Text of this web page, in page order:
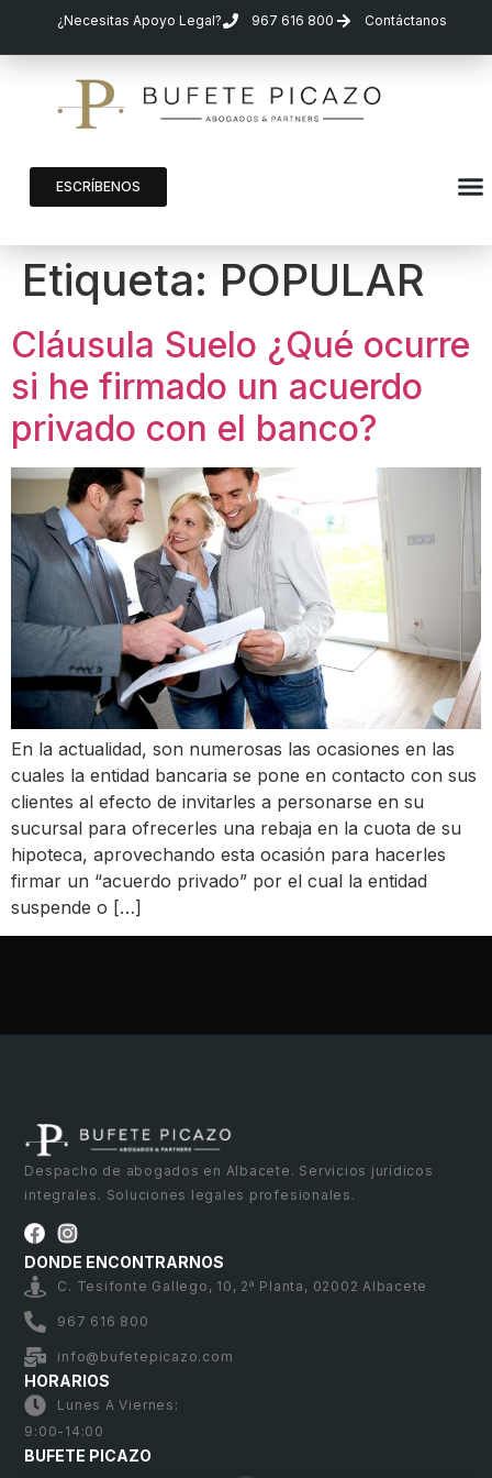
¿Necesitas Apoyo Legal? 967 616 800 Contáctanos
ESCRÍBENOS
Etiqueta: POPULAR
Cláusula Suelo ¿Qué ocurre
si he firmado un acuerdo
privado con el banco?
En la actualidad, son numerosas las ocasiones en las
cuales la entidad bancaria se pone en contacto con sus
clientes al efecto de invitarles a personarse en su
sucursal para ofrecerles una rebaja en la cuota de su
hipoteca, aprovechando esta ocasión para hacerles
firmar un “acuerdo privado” por el cual la entidad
suspende o […]
Despacho de abogados en Albacete. Servicios jurídicos
integrales. Soluciones legales profesionales.
DONDE ENCONTRARNOS
C. Tesifonte Gallego, 10, 2ª Planta, 02002 Albacete
967 616 800
info@bufetepicazo.com
HORARIOS
Lunes A Viernes:
9:00-14:00
BUFETE PICAZO